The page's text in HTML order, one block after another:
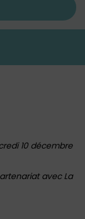
10 décembre
avec La